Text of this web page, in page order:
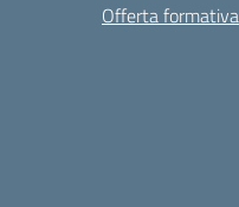
Offerta formativa